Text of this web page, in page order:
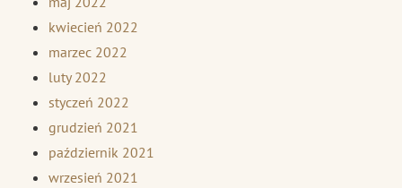
kwiecień 2022
marzec 2022
luty 2022
styczeń 2022
grudzień 2021
październik 2021
wrzesień 2021